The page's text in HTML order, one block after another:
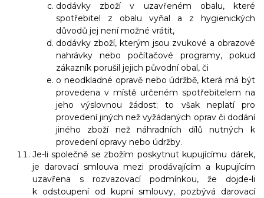
dodávky zboží v uzavřeném obalu, které
spotřebitel z obalu vyňal a z hygienických
důvodů jej není možné vrátit,
dodávky zboží, kterým jsou zvukové a obrazové
nahrávky nebo počítačové programy, pokud
zákazník porušil jejich původní obal, či
o neodkladné opravě nebo údržbě, která má být
provedena v místě určeném spotřebitelem na
jeho výslovnou žádost; to však neplatí pro
provedení jiných než vyžádaných oprav či dodání
jiného zboží než náhradních dílů nutných k
provedení opravy nebo údržby.
Je-li společně se zbožím poskytnut kupujícímu dárek,
je darovací smlouva mezi prodávajícím a kupujícím
uzavřena s rozvazovací podmínkou, že dojde-li
k odstoupení od kupní smlouvy, pozbývá darovací